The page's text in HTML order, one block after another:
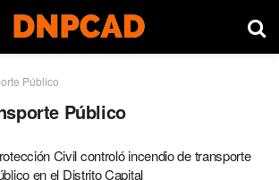
Público
Público
Civil controló incendio de transporte
en el Distrito Capital